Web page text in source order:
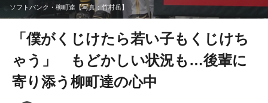
ソフトバンク・柳町達【写真：竹村岳】
「僕がくじけたら若い子もくじけち
ゃう」 もどかしい状況も…後輩に
寄り添う柳町達の心中